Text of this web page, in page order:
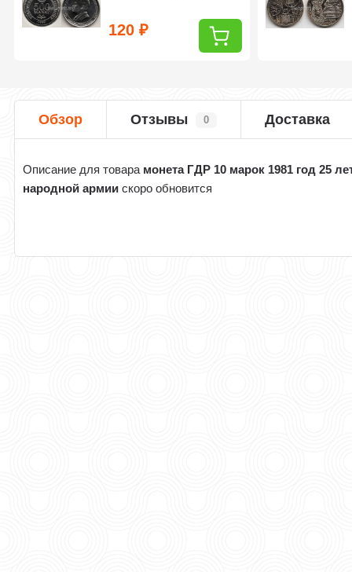
120₽
Обзор Отзывы 0 Доставка
Описание для товара монета ГДР 10 марок 1981 год 25
народной армии скоро обновится